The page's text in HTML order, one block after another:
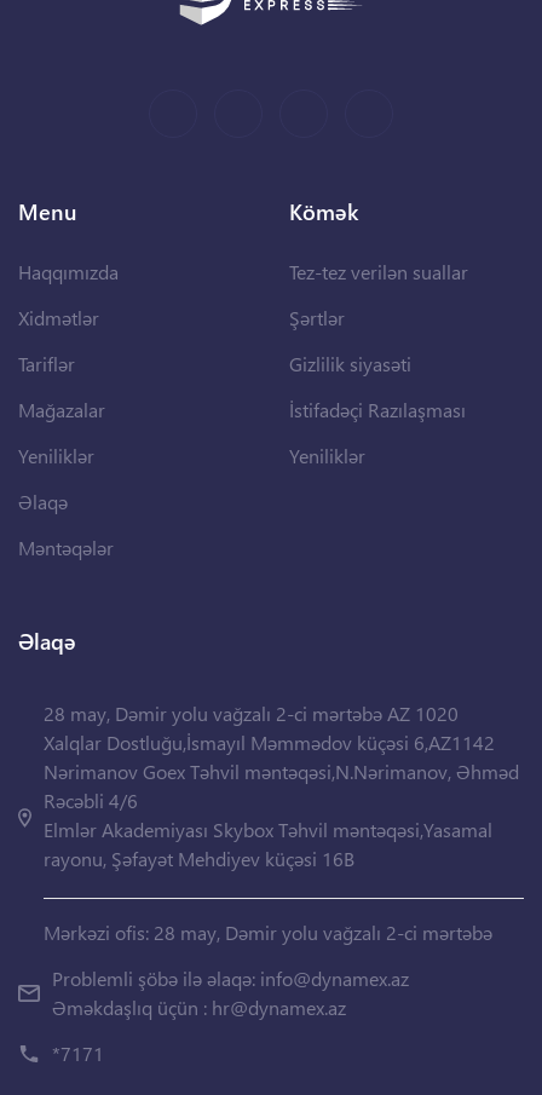
Menu
Haqqımızda
Xidmətlər
Tariflər
Mağazalar
Yeniliklər
Əlaqə
Məntəqələr
Kömək
Tez-tez verilən suallar
Şərtlər
Gizlilik siyasəti
İstifadəçi Razılaşması
Yeniliklər
Əlaqə
28 may, Dəmir yolu vağzalı 2-ci mərtəbə AZ 1020
Xalqlar Dostluğu,İsmayıl Məmmədov küçəsi 6,AZ1142
Nərimanov Goex Təhvil məntəqəsi,N.Nərimanov, Əhməd
Rəcəbli 4/6
Elmlər Akademiyası Skybox Təhvil məntəqəsi,Yasamal
rayonu, Şəfayət Mehdiyev küçəsi 16B
Mərkəzi ofis: 28 may, Dəmir yolu vağzalı 2-ci mərtəbə
Problemli şöbə ilə əlaqə: info@dynamex.az
Əməkdaşlıq üçün : hr@dynamex.az
*7171